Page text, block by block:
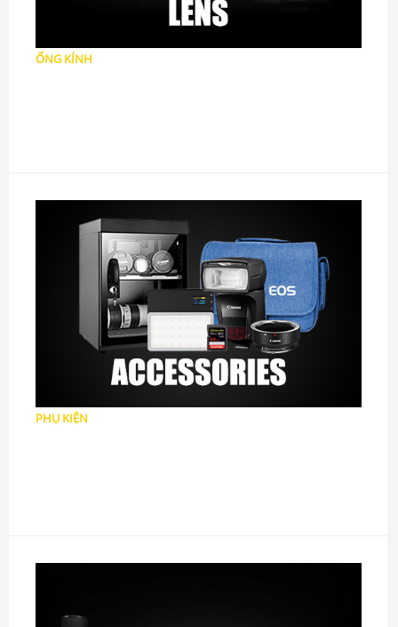
ỐNG KÍNH
PHỤ KIỆN